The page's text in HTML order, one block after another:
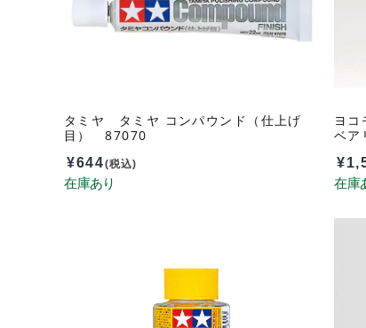
タミヤ タミヤ コンパウンド（仕上げ
目） 87070
¥644(税込)
ヨ
ベ
¥